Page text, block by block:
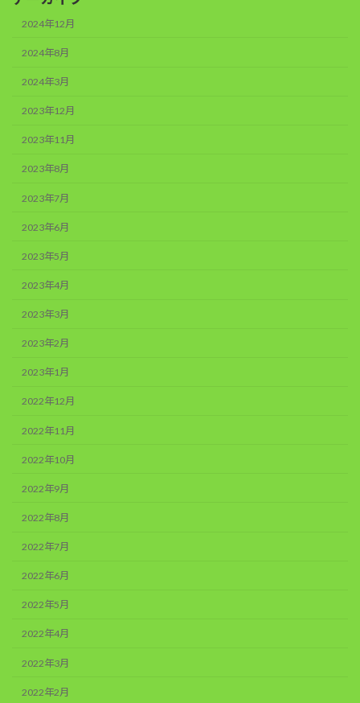
2024年12月
2024年8月
2024年3月
2023年12月
2023年11月
2023年8月
2023年7月
2023年6月
2023年5月
2023年4月
2023年3月
2023年2月
2023年1月
2022年12月
2022年11月
2022年10月
2022年9月
2022年8月
2022年7月
2022年6月
2022年5月
2022年4月
2022年3月
2022年2月